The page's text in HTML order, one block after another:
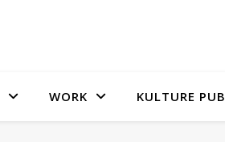
WORK KULTURE PUB